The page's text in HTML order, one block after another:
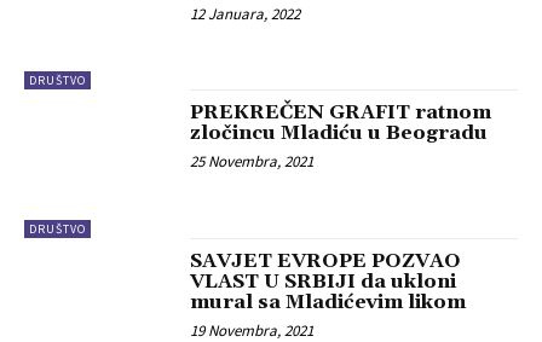
DRUŠTVO
12 Januara, 2022
DRUŠTVO
PREKREČEN GRAFIT ratnom
zločincu Mladiću u Beogradu
25 Novembra, 2021
SAVJET EVROPE POZVAO
VLAST U SRBIJI da ukloni
mural sa Mladićevim likom
19 Novembra, 2021